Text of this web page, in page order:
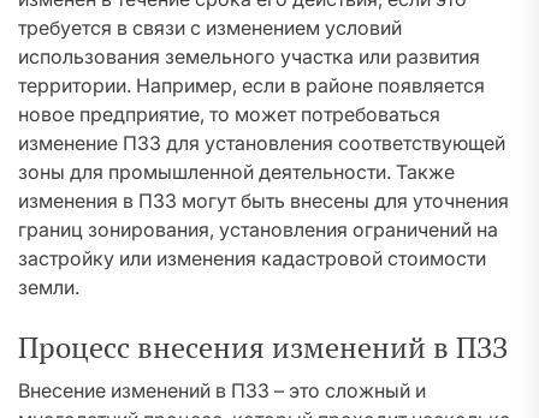
требуется в связи с изменением условий
использования земельного участка или развития
территории. Например, если в районе появляется
новое предприятие, то может потребоваться
изменение ПЗЗ для установления соответствующей
зоны для промышленной деятельности. Также
изменения в ПЗЗ могут быть внесены для уточнения
границ зонирования, установления ограничений на
застройку или изменения кадастровой стоимости
земли.
Процесс внесения изменений в ПЗЗ
Внесение изменений в ПЗЗ – это сложный и